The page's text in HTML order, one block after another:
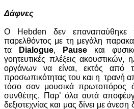
Δάφνες
Ο Hebden δεν επαναπαύθηκε
παρελθόντος με τη μεγάλη
τα
Dialogue, Pause και
γοητευτικές πλέξεις ακουστικών,
οργάνων να είναι, εκτός από
προσωπικότητας του και η τρανή
τόσο σαν μουσικά πρωτοπόρος
συνθέτης. Παρ’ όλα αυτά
δεξιοτεχνίας και μας δίνει με